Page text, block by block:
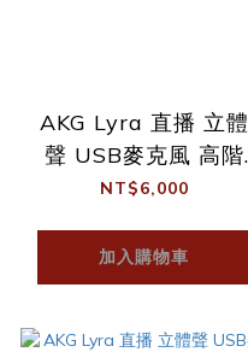
AKG Lyra 直播 立體
聲 USB麥克風 高階
USB麥克風 直播 錄音
NT$6,000
加入購物車